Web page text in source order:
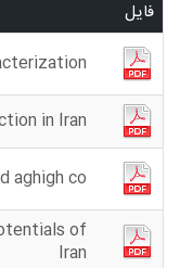
فایل
in Iran
aghigh co
of
Iran